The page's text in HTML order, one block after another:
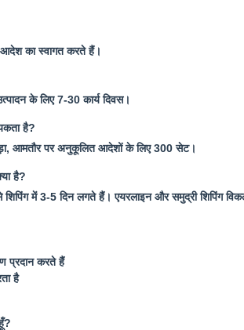
आदेश का स्वागत करते हैं।
के लिए 7-30 कार्य दिवस।
है?
आमतौर पर अनुकूलित आदेशों के लिए 300 सेट।
है?
में 3-5 दिन लगते हैं। एयरलाइन और समुद्री शिपिंग
प्रदान करते हैं
है